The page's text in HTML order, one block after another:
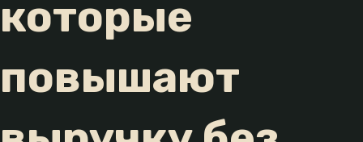
которые
повышают